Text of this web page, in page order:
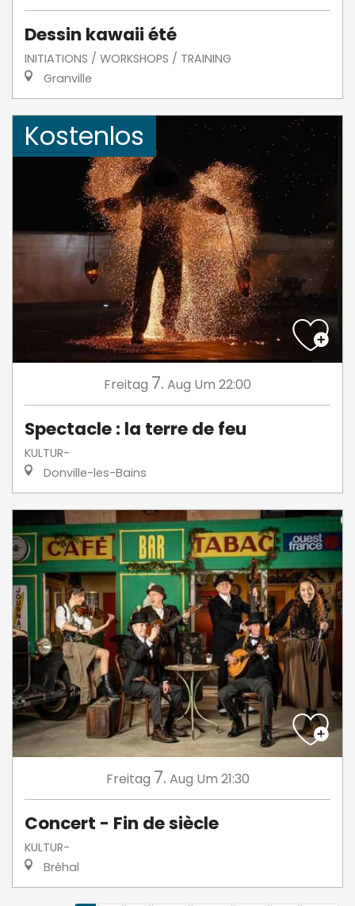
Dessin kawaii été
INITIATIONS / WORKSHOPS / TRAINING
Granville
Kostenlos
Freitag 7. Aug Um 22:00
Spectacle : la terre de feu
KULTUR-
Donville-les-Bains
Freitag 7. Aug Um 21:30
Concert - Fin de siècle
KULTUR-
Bréhal